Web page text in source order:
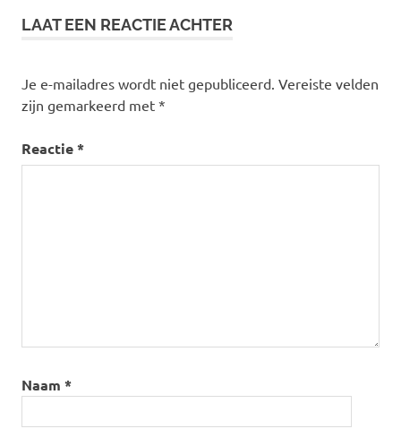
LAAT EEN REACTIE ACHTER
Je e-mailadres wordt niet gepubliceerd. Vereiste velden
zijn gemarkeerd met *
Reactie*
Naam *